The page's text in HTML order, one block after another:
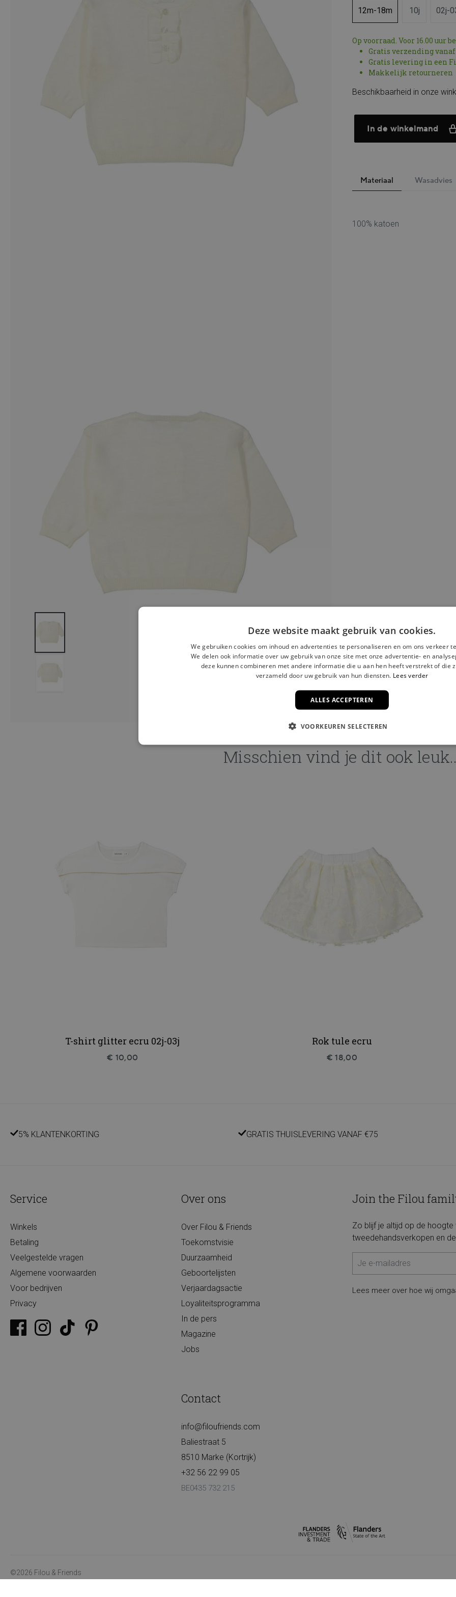
12m-18m 10j 02j-
Op voorraad. Voor 16.00 uur
Gratis verzending vanaf
Gratis levering in een
Makkelijk retourneren
Beschikbaarheid in onze
In de winkelmand
Materiaal Wasadvies
100% katoen
Misschien vind je dit ook
T-shirt glitter ecru 02j-03j
€ 10,00
Rok tule ecru
€ 18,00
5% KLANTENKORTING GRATIS THUISLEVERING VANAF €75
Service
Winkels
Betaling
Veelgestelde vragen
Algemene voorwaarden
Voor bedrijven
Privacy
Over ons
Over Filou & Friends
Toekomstvisie
Duurzaamheid
Geboortelijsten
Verjaardagsactie
Loyaliteitsprogramma
In de pers
Magazine
Jobs
Contact
info@filoufriends.com
Baliestraat 5
8510 Marke (Kortrijk)
+32 56 22 99 05
BE0435 732 215
Join the Filou
Zo blijf je altijd op de
tweedehandsverkopen en
Lees meer over hoe wij
©2026 Filou & Friends
Deze website maakt gebruik van cookies.
We gebruiken cookies om inhoud en advertenties te personaliseren en om ons verkeer
We delen ook informatie over uw gebruik van onze site met onze advertentie- en
deze kunnen combineren met andere informatie die u aan hen heeft verstrekt of die
verzameld door uw gebruik van hun diensten. Lees verder
ALLES ACCEPTEREN
VOORKEUREN SELECTEREN